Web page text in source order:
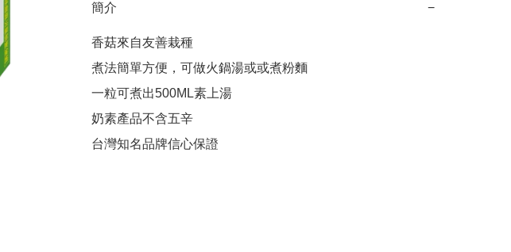
簡介 −
香菇來自友善栽種
煮法簡單方便，可做火鍋湯或或煮粉麵
一粒可煮出500ML素上湯
奶素產品不含五辛
台灣知名品牌信心保證